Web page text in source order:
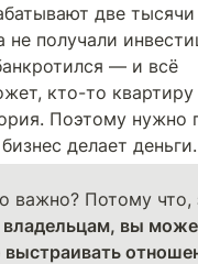
две
не получали
— и всё
кто-то квартиру
Поэтому нужно
делает деньги.
важно? Потому что,
владельцам, вы
выстраивать